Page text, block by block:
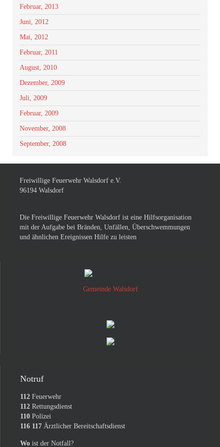
Februar, 2013
Juni, 2012
Mai, 2012
Februar, 2011
August, 2010
Dezember, 2009
Juli, 2009
Februar, 2009
November, 2008
September, 2008
Freiwillige Feuerwehr Walsdorf e.V.
96194 Walsdorf
Die Freiwillige Feuerwehr Walsdorf ist eine Hilfsorganisation
mit der Aufgabe bei Bränden, Unfällen, Überschwemmungen
und ähnlichen Ereignissen Hilfe zu leisten
Gemeinde Walsdorf
Notruf
112 Feuerwehr
112 Rettungsdienst
110 Polizei
116 117 Ärztlicher Bereitschaftsdienst
Wo ist der Notfall?